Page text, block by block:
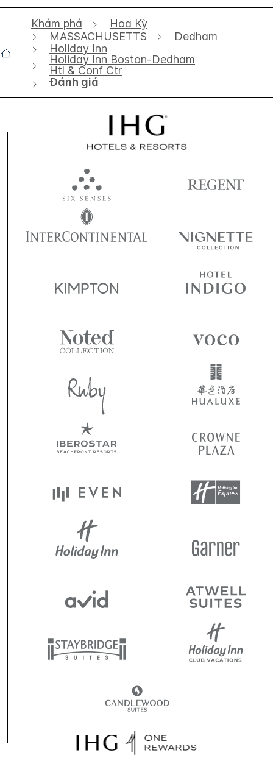
Khám phá
Hoa Kỳ
MASSACHUSETTS
Dedham
Holiday Inn
Holiday Inn Boston-Dedham
Htl & Conf Ctr
Đánh giá